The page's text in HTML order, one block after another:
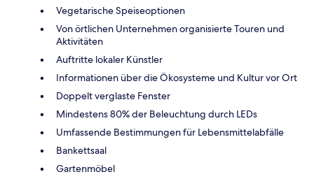
Vegetarische Speiseoptionen
Von örtlichen Unternehmen organisierte Touren und
Aktivitäten
Auftritte lokaler Künstler
Informationen über die Ökosysteme und Kultur vor Ort
Doppelt verglaste Fenster
Mindestens 80% der Beleuchtung durch LEDs
Umfassende Bestimmungen für Lebensmittelabfälle
Bankettsaal
Gartenmöbel